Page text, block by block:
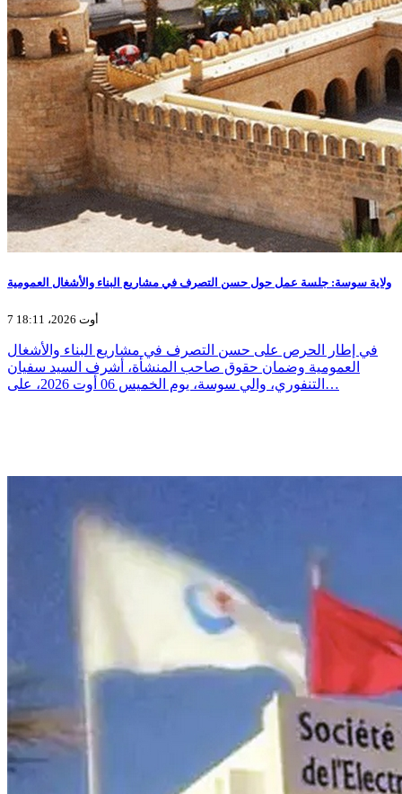
ولاية سوسة: جلسة عمل حول حسن التصرف في مشاريع البناء والأشغال العمومية
7 أوت 2026، 18:11
في إطار الحرص على حسن التصرف في مشاريع البناء والأشغال
العمومية وضمان حقوق صاحب المنشأة، أشرف السيد سفيان
التنفوري، والي سوسة، يوم الخميس 06 أوت 2026، على…